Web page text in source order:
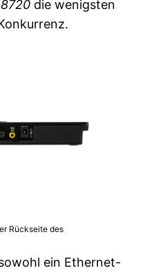
die wenigsten
Rückseite des
ein Ethernet-